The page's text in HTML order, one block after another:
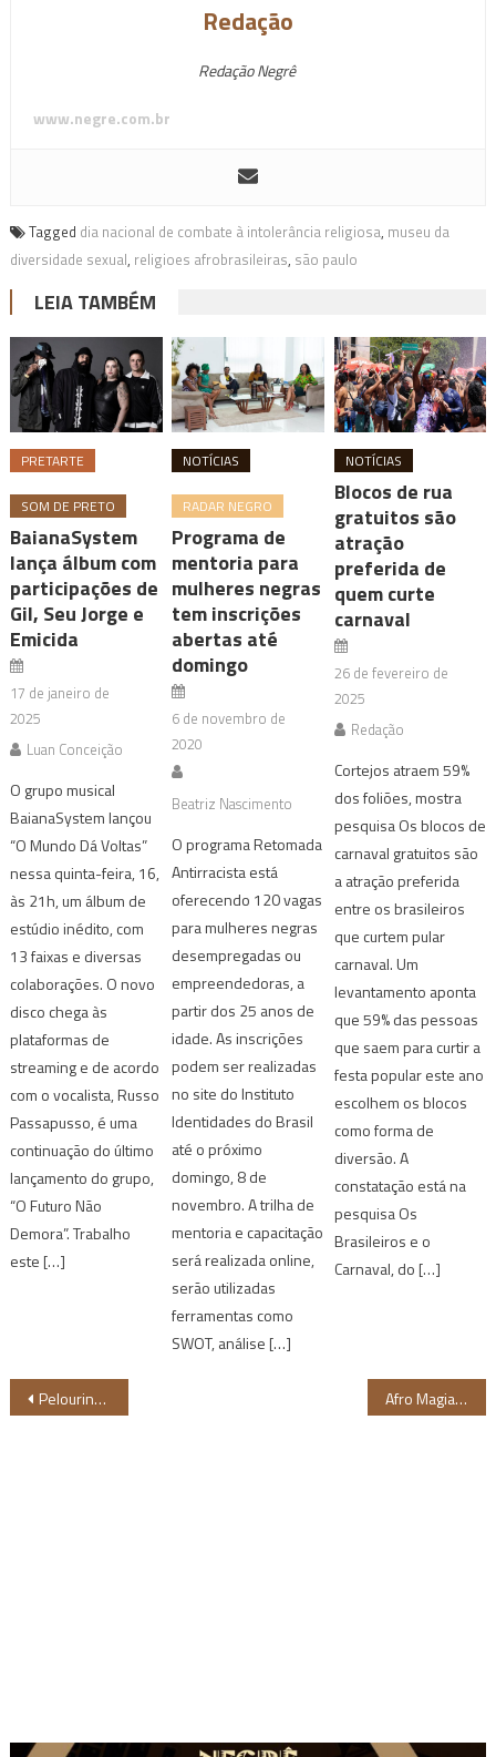
Redação
Redação Negrê
www.negre.com.br
Tagged dia nacional de combate à intolerância religiosa, museu da
diversidade sexual, religioes afrobrasileiras, são paulo
LEIA TAMBÉM
PRETARTE
SOM DE PRETO
BaianaSystem
lança álbum com
participações de
Gil, Seu Jorge e
Emicida
17 de janeiro de
2025
Luan Conceição
O grupo musical
BaianaSystem lançou
“O Mundo Dá Voltas”
nessa quinta-feira, 16,
às 21h, um álbum de
estúdio inédito, com
13 faixas e diversas
colaborações. O novo
disco chega às
plataformas de
streaming e de acordo
com o vocalista, Russo
Passapusso, é uma
continuação do último
lançamento do grupo,
“O Futuro Não
Demora”. Trabalho
este […]
NOTÍCIAS
RADAR NEGRO
Programa de
mentoria para
mulheres negras
tem inscrições
abertas até
domingo
6 de novembro de
2020
Beatriz Nascimento
O programa Retomada
Antirracista está
oferecendo 120 vagas
para mulheres negras
desempregadas ou
empreendedoras, a
partir dos 25 anos de
idade. As inscrições
podem ser realizadas
no site do Instituto
Identidades do Brasil
até o próximo
domingo, 8 de
novembro. A trilha de
mentoria e capacitação
será realizada online,
serão utilizadas
ferramentas como
SWOT, análise […]
NOTÍCIAS
Blocos de rua
gratuitos são
atração
preferida de
quem curte
carnaval
26 de fevereiro de
2025
Redação
Cortejos atraem 59%
dos foliões, mostra
pesquisa Os blocos de
carnaval gratuitos são
a atração preferida
entre os brasileiros
que curtem pular
carnaval. Um
levantamento aponta
que 59% das pessoas
que saem para curtir a
festa popular este ano
escolhem os blocos
como forma de
diversão. A
constatação está na
pesquisa Os
Brasileiros e o
Carnaval, do […]
Navegação
Pelourinho recebe evento alusivo ao Dia de Combate à Intolerância Religiosa Afro Magia Negra deve realizar o maior carnaval do bloco nas ruas de BH